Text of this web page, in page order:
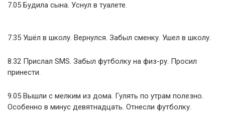
7.05 Будила сына. Уснул в туалете.
7.35 Ушёл в школу. Вернулся. Забыл сменку. Ушел в школу.
8.32 Прислал SMS. Забыл футболку на физ-ру. Просил
принести.
9.05 Вышли с мелким из дома. Гулять по утрам полезно.
Особенно в минус девятнадцать. Отнесли футболку.